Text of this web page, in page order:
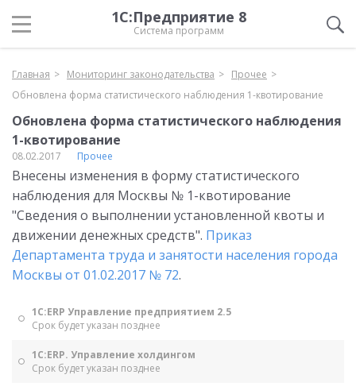
1С:Предприятие 8
Система программ
Главная Мониторинг законодательства
Прочее
Обновлена форма статистического наблюдения 1-квотирование
Обновлена форма статистического наблюдения
1-квотирование
08.02.2017 Прочее
Внесены изменения в форму статистического
наблюдения для Москвы № 1-квотирование
"Сведения о выполнении установленной квоты и
движении денежных средств". Приказ
Департамента труда и занятости населения города
Москвы от 01.02.2017 № 72.
1С:ERP Управление предприятием 2.5
Срок будет указан позднее
1С:ERP. Управление холдингом
Срок будет указан позднее